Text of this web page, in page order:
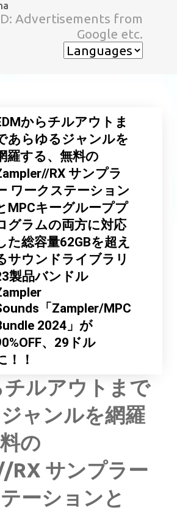
メイン コンテンツに移動
Advertisements from
Google etc.
からチルアウトま
あらゆるジャンルを
羅する、無料の
RX サンプラ
ワークステーション
MPCキーグループプ
グラムの両方に対応
た総容量62GBを超え
サウンドライブラリ
製品バンドル
「Zampler/MPC
2024」が
、29ドル
！！
チルアウトまで
ャンルを網羅
の
RX サンプラー
ーションと